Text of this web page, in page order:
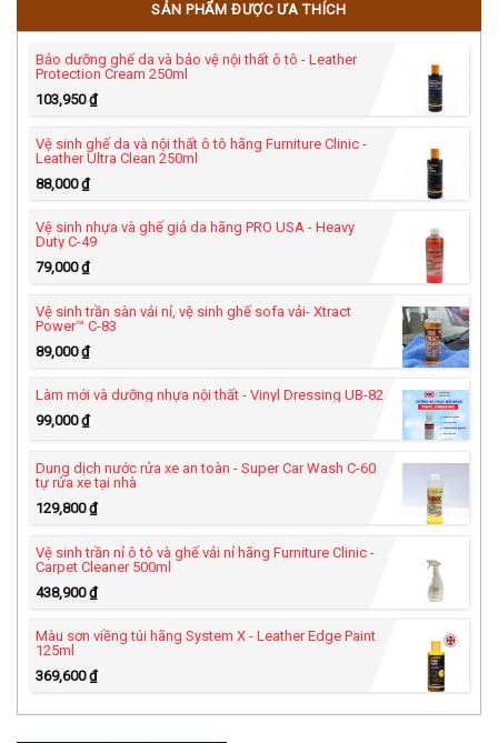
SẢN PHẨM ĐƯỢC ƯA THÍCH
Bảo dưỡng ghế da và bảo vệ nội thất ô tô - Leather
Protection Cream 250ml
103,950₫
Vệ sinh ghế da và nội thất ô tô hãng Furniture Clinic -
Leather Ultra Clean 250ml
88,000₫
Vệ sinh nhựa và ghế giả da hãng PRO USA - Heavy
Duty C-49
79,000₫
Vệ sinh trần sàn vải nỉ, vệ sinh ghế sofa vải- Xtract
Power™ C-83
89,000₫
Làm mới và dưỡng nhựa nội thất - Vinyl Dressing UB-82
99,000₫
Dung dịch nước rửa xe an toàn - Super Car Wash C-60
tự rửa xe tại nhà
129,800₫
Vệ sinh trần nỉ ô tô và ghế vải nỉ hãng Furniture Clinic -
Carpet Cleaner 500ml
438,900₫
Màu sơn viềng túi hãng System X - Leather Edge Paint
125ml
369,600₫
ngoài của nhà sản xuất.